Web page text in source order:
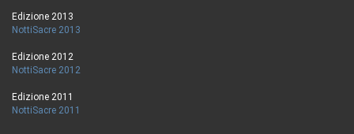
Edizione 2013
NottiSacre 2013
Edizione 2012
NottiSacre 2012
Edizione 2011
NottiSacre 2011